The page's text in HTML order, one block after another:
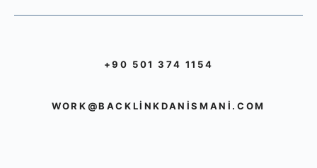
+90 501 374 1154
WORK@BACKLINKDANISMANI.COM